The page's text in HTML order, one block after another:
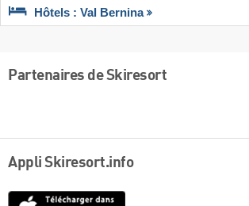
Hôtels : Val Bernina
Partenaires de Skiresort
Appli Skiresort.info